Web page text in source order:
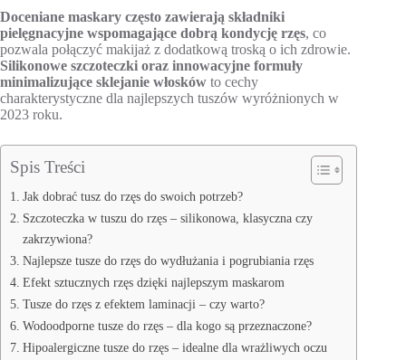
Doceniane maskary często zawierają składniki
pielęgnacyjne wspomagające dobrą kondycję rzęs, co
pozwala połączyć makijaż z dodatkową troską o ich zdrowie.
Silikonowe szczoteczki oraz innowacyjne formuły
minimalizujące sklejanie włosków to cechy
charakterystyczne dla najlepszych tuszów wyróżnionych w
2023 roku.
Spis Treści
Jak dobrać tusz do rzęs do swoich potrzeb?
Szczoteczka w tuszu do rzęs – silikonowa, klasyczna czy
zakrzywiona?
Najlepsze tusze do rzęs do wydłużania i pogrubiania rzęs
Efekt sztucznych rzęs dzięki najlepszym maskarom
Tusze do rzęs z efektem laminacji – czy warto?
Wodoodporne tusze do rzęs – dla kogo są przeznaczone?
Hipoalergiczne tusze do rzęs – idealne dla wrażliwych oczu